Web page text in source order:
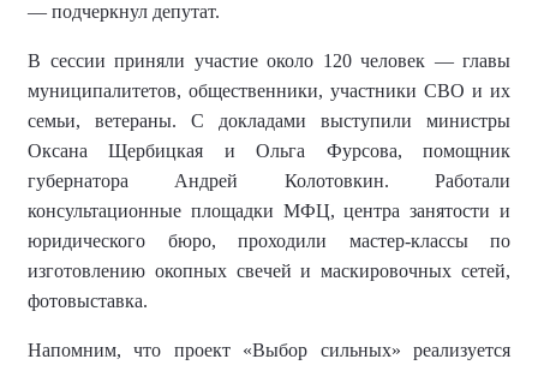
— подчеркнул депутат.
В сессии приняли участие около 120 человек — главы
муниципалитетов, общественники, участники СВО и их
семьи, ветераны. С докладами выступили министры
Оксана Щербицкая и Ольга Фурсова, помощник
губернатора Андрей Колотовкин. Работали
консультационные площадки МФЦ, центра занятости и
юридического бюро, проходили мастер-классы по
изготовлению окопных свечей и маскировочных сетей,
фотовыставка.
Напомним, что проект «Выбор сильных» реализуется